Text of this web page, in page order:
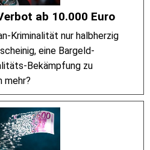
ab 10.000 Euro
Kriminalität nur halbherzig
eine Bargeld-
Bekämpfung zu
mehr?